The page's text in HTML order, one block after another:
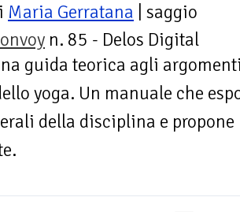
Maria Gerratana | saggio
n. 85 - Delos Digital
guida teorica agli
yoga. Un manuale che
della disciplina e